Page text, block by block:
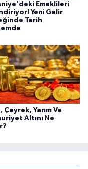
Emeklileri
Yeni Gelir
Tarih
Çeyrek, Yarım Ve
Altını Ne